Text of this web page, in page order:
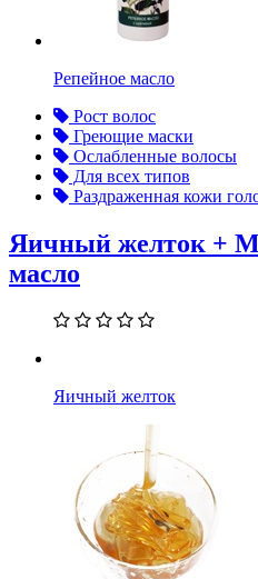
Репейное масло
Рост волос
Греющие маски
Ослабленные волосы
Для всех типов
Раздраженная кожи
Яичный желток +
масло
Яичный желток